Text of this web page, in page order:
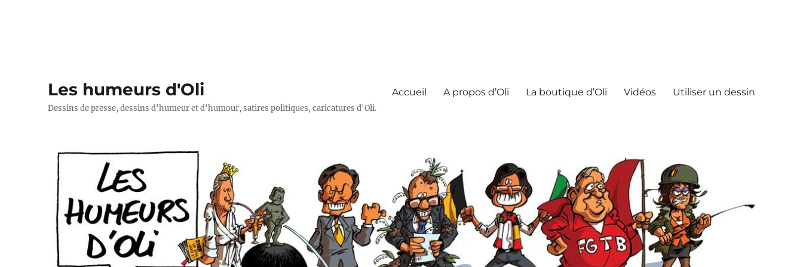
Les humeurs d'Oli
Dessins de presse, dessins d'humeur et d'humour, satires politiques, caricatures d'Oli.
Accueil A propos d’Oli La boutique d’Oli Vidéos Utiliser un dessin